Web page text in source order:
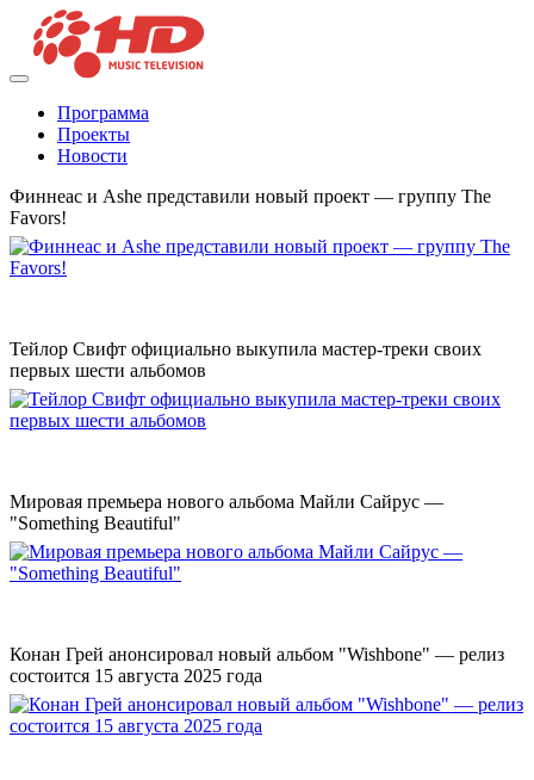
Программа
Проекты
Новости
Финнеас и Ashe представили новый проект — группу The
Favors!
Тейлор Свифт официально выкупила мастер-треки своих
первых шести альбомов
Мировая премьера нового альбома Майли Сайрус —
"Something Beautiful"
Конан Грей анонсировал новый альбом "Wishbone" — релиз
состоится 15 августа 2025 года